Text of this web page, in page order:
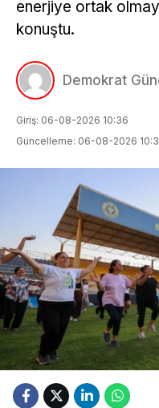
enerjiye ortak
konuştu.
Demokrat
Giriş: 06-08-2026 10:36
Güncelleme: 06-08-2026